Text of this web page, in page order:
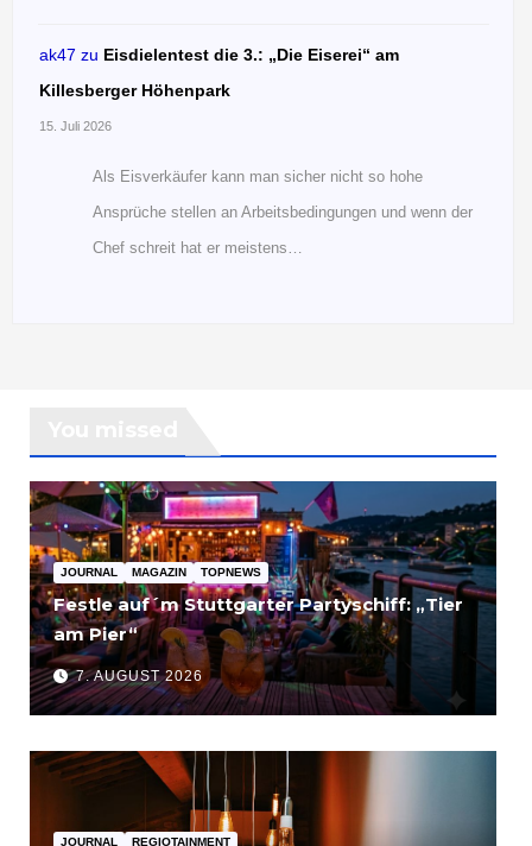
ak47 zu Eisdielentest die 3.: „Die Eiserei“ am
Killesberger Höhenpark
15. Juli 2026
Als Eisverkäufer kann man sicher nicht so hohe
Ansprüche stellen an Arbeitsbedingungen und wenn der
Chef schreit hat er meistens…
JOURNAL MAGAZIN TOPNEWS
Festle auf´m Stuttgarter Partyschiff: „Tier
am Pier“
7. AUGUST 2026
JOURNAL REGIOTAINMENT